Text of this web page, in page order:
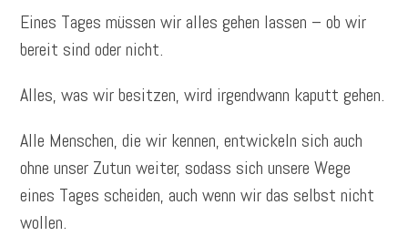
Eines Tages müssen wir alles gehen lassen – ob wir
bereit sind oder nicht.
Alles, was wir besitzen, wird irgendwann kaputt gehen.
Alle Menschen, die wir kennen, entwickeln sich auch
ohne unser Zutun weiter, sodass sich unsere Wege
eines Tages scheiden, auch wenn wir das selbst nicht
wollen.